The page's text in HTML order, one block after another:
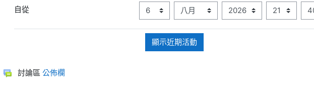
自從
自從
討論區公佈欄